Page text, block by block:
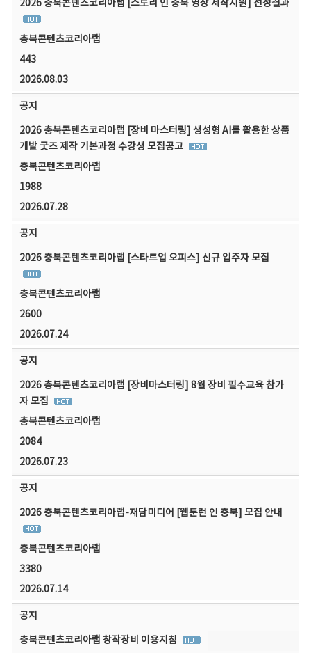
2026 충북콘텐츠코리아랩 [스토리 인 충북 영상 제작지원] 선정결과
충북콘텐츠코리아랩
443
2026.08.03
공지
2026 충북콘텐츠코리아랩 [장비 마스터링] 생성형 AI를 활용한 상품
개발 굿즈 제작 기본과정 수강생 모집공고
충북콘텐츠코리아랩
1988
2026.07.28
공지
2026 충북콘텐츠코리아랩 [스타트업 오피스] 신규 입주자 모집
충북콘텐츠코리아랩
2600
2026.07.24
공지
2026 충북콘텐츠코리아랩 [장비마스터링] 8월 장비 필수교육 참가
자 모집
충북콘텐츠코리아랩
2084
2026.07.23
공지
2026 충북콘텐츠코리아랩-재담미디어 [웹툰런 인 충북] 모집 안내
충북콘텐츠코리아랩
3380
2026.07.14
공지
충북콘텐츠코리아랩 창작장비 이용지침